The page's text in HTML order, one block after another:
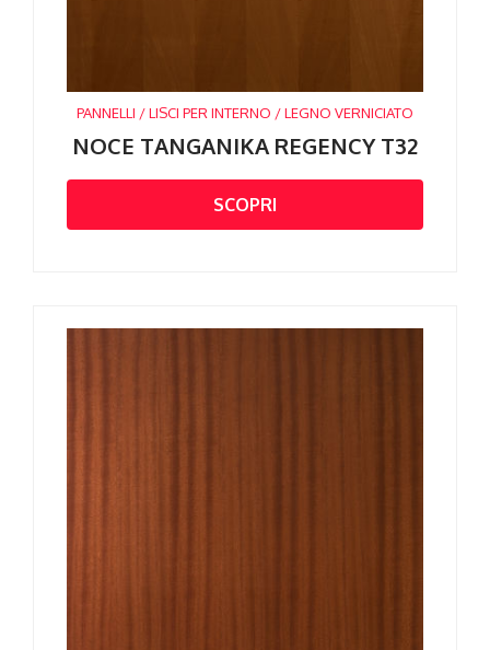
PANNELLI / LISCI PER INTERNO / LEGNO VERNICIATO
NOCE TANGANIKA REGENCY T32
SCOPRI